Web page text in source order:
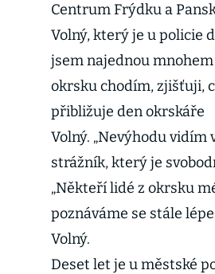
Centrum Frýdku a
Volný, který je u policie
jsem najednou
okrsku chodím, zjišťuji,
přibližuje den okrskáře
Volný. „Nevýhodu vidím
strážník, který je
„Někteří lidé z okrsku
poznáváme se stále
Volný.
Deset let je u městské